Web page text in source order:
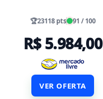
🏆23118 pts 91 / 100
R$ 5.984,00
VER OFERTA